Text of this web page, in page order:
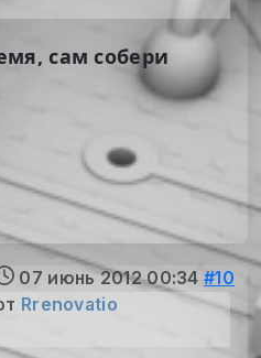
сам собери
07 июнь 2012 00:34 #10
Rrenovatio